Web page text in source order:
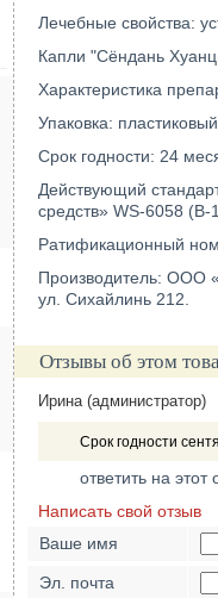
Лечебные свойства:
Капли "Сёндань
Характеристика
Упаковка:
Срок годности: 24
Действующий
средств» WS-6058
Ратификационный
Производитель: ООО
ул. Сихайлинь 212.
Отзывы об этом
Ирина (администратор)
Срок годности
ответить на этот
Написать свой отзыв
Ваше имя
Эл. почта